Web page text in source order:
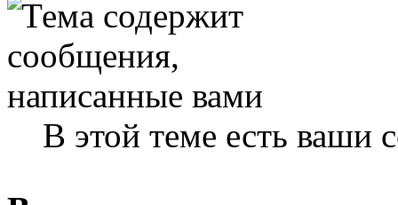
В этой теме есть ваши